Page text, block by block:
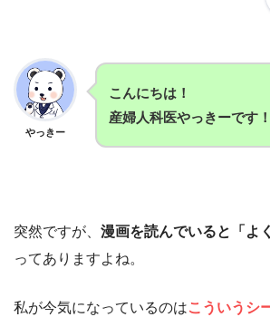
やっきー
こんにちは！
産婦人科医やっきーです！
突然ですが、 漫画を読んでいると「よ
ってありますよね。
私が今気になっているのはこういうシ